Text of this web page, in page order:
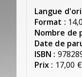
Langue
Format :
Nombre de
Date de
ISBN :
Prix : 17,00 €